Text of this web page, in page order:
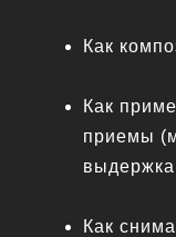
Как
Как
приемы
Как